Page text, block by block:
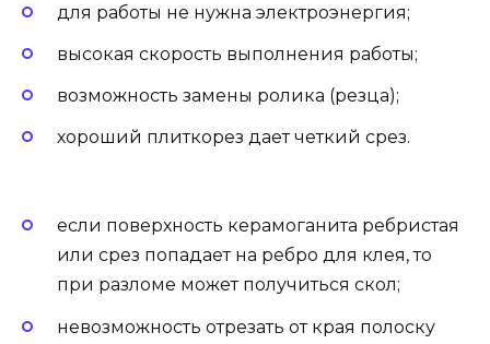
для работы не нужна электроэнергия;
высокая скорость выполнения работы;
возможность замены ролика (резца);
хороший плиткорез дает четкий срез.
если поверхность керамоганита ребристая
или срез попадает на ребро для клея, то
при разломе может получиться скол;
невозможность отрезать от края полоску